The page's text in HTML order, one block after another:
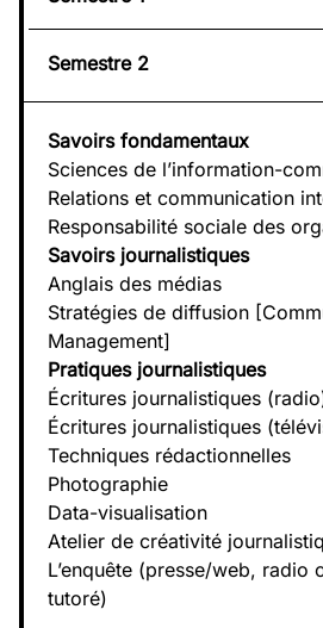
Semestre 2
Savoirs fondamentaux
Sciences de l’information-
Relations et communication
Responsabilité sociale des
Savoirs journalistiques
Anglais des médias
Stratégies de diffusion
Management]
Pratiques journalistiques
Écritures journalistiques
Écritures journalistiques
Techniques rédactionnelles
Photographie
Data-visualisation
Atelier de créativité
L’enquête (presse/web, radio
tutoré)